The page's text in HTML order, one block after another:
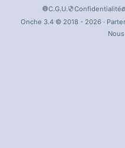
C.G.U. Confidentialité
Onche 3.4 © 2018 - 2026 ·